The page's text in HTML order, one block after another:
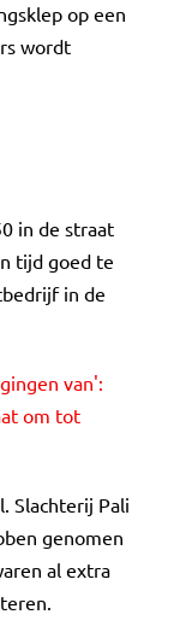
op een
wordt
in de straat
tijd goed te
in de
van':
om tot
Slachterij Pali
genomen
al extra